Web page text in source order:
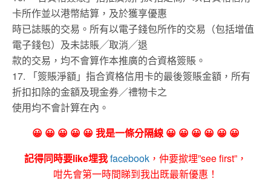
卡所作並以港幣結算，及於獲享優惠
時已誌賬的交易。所有以電子錢包所作的交易（包括增值
電子錢包）及未誌賬╱取消╱退
款的交易，均不會算作本推廣的合資格簽賬。
17. 「簽賬淨額」指合資格信用卡的最後簽賬金額，所有
折扣扣除的金額及現金券／禮物卡之
使用均不會計算在內。
😀 😀 😀 😀 😀 我是一條分隔線 😀 😀 😀 😀 😀 😀
記得同時要like埋我facebook ，仲要撳埋”see first”，
咁先會第一時間睇到我出既最新優惠！